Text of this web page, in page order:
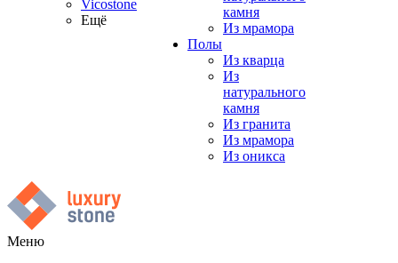
Vicostone
Ещё
камня
Из мрамора
Полы
Из кварца
Из
натурального
камня
Из гранита
Из мрамора
Из оникса
Меню